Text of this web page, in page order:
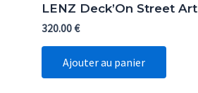
LENZ Deck’On Street Art
320.00€
Ajouter au panier